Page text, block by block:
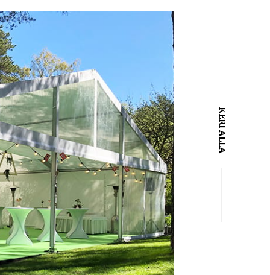
KERI ALLA